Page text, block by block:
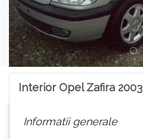
Interior Opel Zafira 2003
Informatii generale